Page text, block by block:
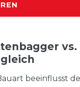
beeinflusst